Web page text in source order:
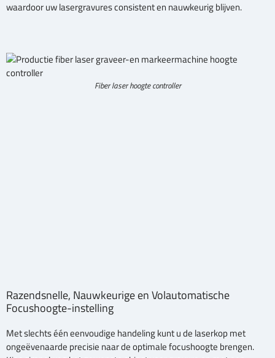
waardoor uw lasergravures consistent en nauwkeurig blijven.
Fiber laser hoogte controller
Razendsnelle, Nauwkeurige en Volautomatische
Focushoogte-instelling
Met slechts één eenvoudige handeling kunt u de laserkop met
ongeëvenaarde precisie naar de optimale focushoogte brengen.